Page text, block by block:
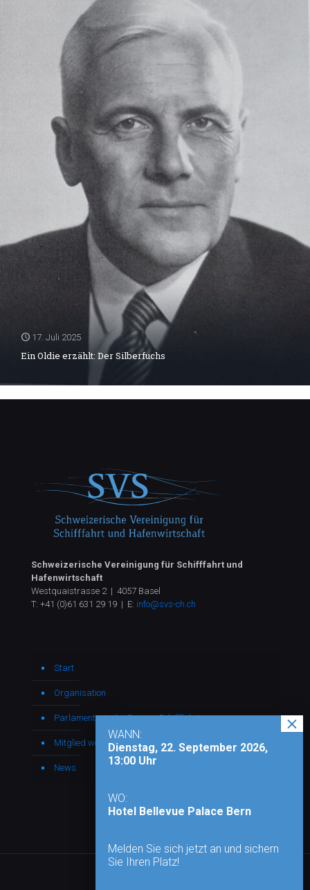
17. Juli 2025
Ein Oldie erzählt: Der Silberfuchs
Schweizerische Vereinigung für Schifffahrt und
Hafenwirtschaft
Westquaistrasse 2 | 4057 Basel
T: +41 (0)61 631 29 19 | E: info@svs-ch.ch
Start
Organisation
Parlamentarische Gruppe Schifffahrt
Mitglied werden
News
WANN:
Dienstag, 22. September 2026,
13:00 Uhr
WO:
Hotel Bellevue Palace Bern
Melden Sie sich jetzt an und sichern
Sie Ihren Platz!